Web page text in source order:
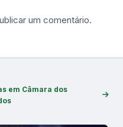
um comentário.
em Câmara dos